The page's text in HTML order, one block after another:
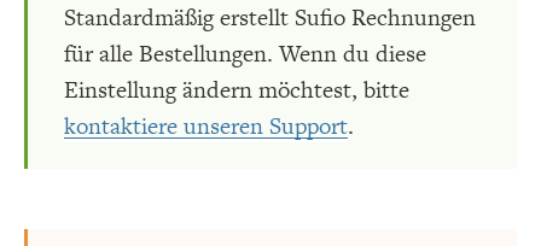
Standardmäßig erstellt Sufio Rechnungen
für alle Bestellungen. Wenn du diese
Einstellung ändern möchtest, bitte
kontaktiere unseren Support.